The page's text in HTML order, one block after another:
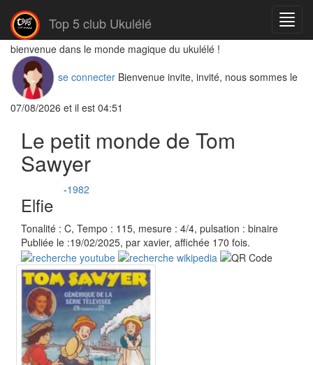
Menu
Top 5 club Ukulélé
bienvenue dans le monde magique du ukulélé !
se connecter Bienvenue invite, invité, nous sommes le
07/08/2026 et il est 04:51
Le petit monde de Tom
Sawyer
Elfie
-1982
Tonalité : C, Tempo : 115, mesure : 4/4, pulsation : binaire
Publiée le :19/02/2025, par xavier, affichée 170 fois.